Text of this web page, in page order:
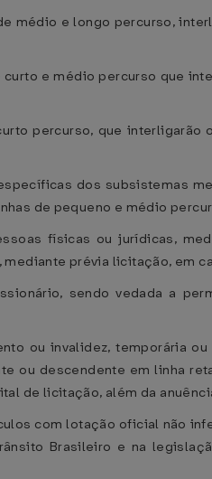
médio e longo percurso,
e médio percurso que
percurso, que
dos subsistemas
de pequeno e médio
físicas ou jurídicas,
prévia licitação, em
sendo vedada a
ou invalidez, temporária
ou descendente em linha
de licitação, além da
com lotação oficial não
Brasileiro e na